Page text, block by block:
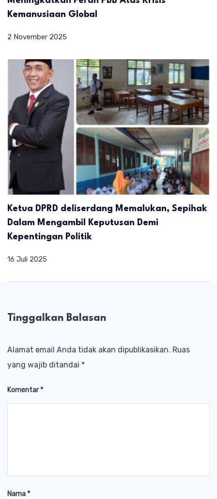
Kemanusiaan Global
2 November 2025
Ketua DPRD deliserdang Memalukan, Sepihak
Dalam Mengambil Keputusan Demi
Kepentingan Politik
16 Juli 2025
Tinggalkan Balasan
Alamat email Anda tidak akan dipublikasikan. Ruas
yang wajib ditandai *
Komentar*
Nama*